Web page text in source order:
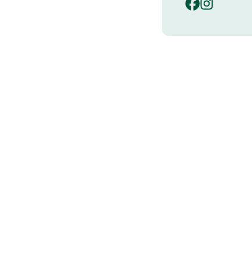
イートがあります。
冷水浴槽が完璧に調和
、ファイヤー ピット
散策、釣り、静かなピ
を提供します。
ーン イニシアティブ、
の世界のように感じら